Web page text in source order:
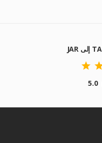
5.0